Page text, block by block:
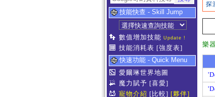
技能快查 - Skill Jump
數值增加技能 Update !
技能消耗表 [強度表]
快速功能 - Quick Menu
愛爾琳世界地圖
魔力賦予 [喜愛]
寵物介紹 [比較] [夥伴]
探
樂